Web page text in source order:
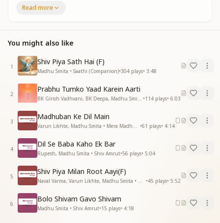
शिव पिता ..
शिव पिता लेने आए हमे अब घर जाना है
तन तीरथ मन मूरत है मेरा हर बच्चा भागीरथ है
मानव को देव बनाना शिवपीता की जैसी सीरत है
अपने कुल परिजनों…. को
अपने कुल परिजनों …को
भवसागर पार कराना है
शिव पिता….
प्रभु पिता लेने आए हमे अब घर जाना है
शिव पिता लेने आए हमे अब घर जाना है
सुख शांति की ओढ़ा रहे वो पावन हमे चुनरिया
माया मोह से दूर वो बनाये स्वर्ग नगरिया
राधे कृष्ण के संग वहा…
राधे कृष्ण के संग वहा…
राधे कृष्ण के संग वहा हमे रास रचाना है
शिव पिता….
प्रभु पिता लेने आए हमे अब घर जाना है
Read more
You might also like
1
Shiv Piya Sath Hai (F)
Madhu Smita • Saathi (Companion)•304 plays• 3:48
2
Prabhu Tumko Yaad Karein Aarti
•114 plays• 6:03
3
Madhuban Ke Dil Main
•61 plays• 4:14
4
Dil Se Baba Kaho Ek Bar
Rupesh, Madhu Smita • Shiv Amrut•56 plays• 5:04
5
Shiv Piya Milan Root Aayi(F)
•45 plays• 5:52
6
Bolo Shivam Gavo Shivam
Madhu Smita • Shiv Amrut•15 plays• 4:18